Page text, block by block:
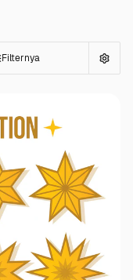
Filternya